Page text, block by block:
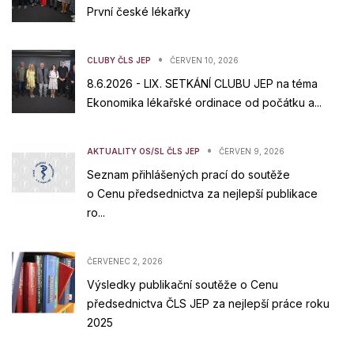
První české lékařky
CLUBY ČLS JEP • ČERVEN 10, 2026
8.6.2026 - LIX. SETKÁNÍ CLUBU JEP na téma
Ekonomika lékařské ordinace od počátku a...
AKTUALITY OS/SL ČLS JEP • ČERVEN 9, 2026
Seznam přihlášených prací do soutěže
o Cenu předsednictva za nejlepší publikace
ro...
ČERVENEC 2, 2026
Výsledky publikační soutěže o Cenu
předsednictva ČLS JEP za nejlepší práce roku
2025